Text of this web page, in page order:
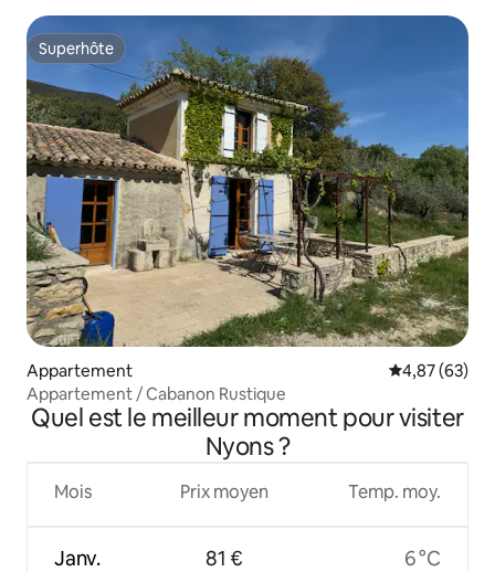
Superhôte
Superhôte
Appartement Évaluation
4,87 (63)
Appartement / Cabanon Rustique
Quel est le meilleur moment pour visiter
Nyons ?
Mois
Janv.
Prix moyen
81 €
Temp. moy.
6 °C